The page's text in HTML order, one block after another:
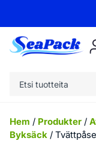
Hem / Produkter /
Byksäck /